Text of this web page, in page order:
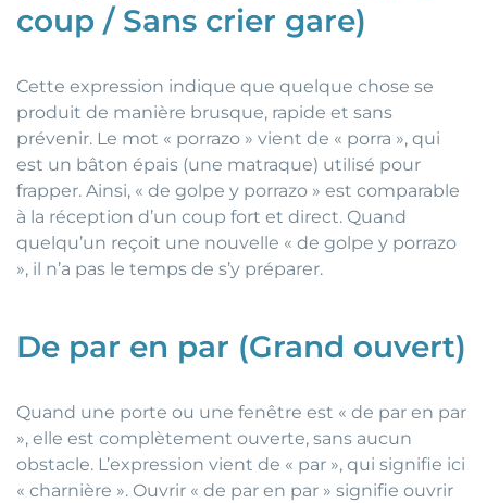
coup / Sans crier gare)
Cette expression indique que quelque chose se
produit de manière brusque, rapide et sans
prévenir. Le mot « porrazo » vient de « porra », qui
est un bâton épais (une matraque) utilisé pour
frapper. Ainsi, « de golpe y porrazo » est comparable
à la réception d’un coup fort et direct. Quand
quelqu’un reçoit une nouvelle « de golpe y porrazo
», il n’a pas le temps de s’y préparer.
De par en par (Grand ouvert)
Quand une porte ou une fenêtre est « de par en par
», elle est complètement ouverte, sans aucun
obstacle. L’expression vient de « par », qui signifie ici
« charnière ». Ouvrir « de par en par » signifie ouvrir